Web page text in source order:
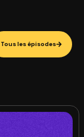
Tous les épisodes